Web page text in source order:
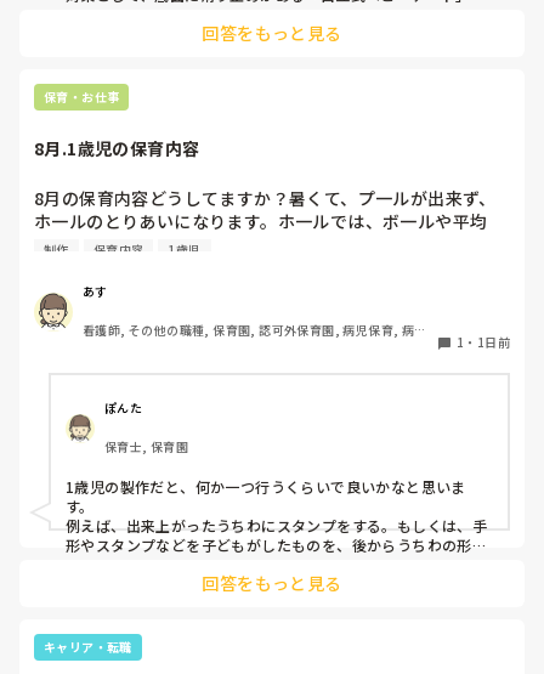
た、ストッパー付きキャスターをつけたロー棚を仕切りにすれ
り、脚元に水入りペットボトルなどの重りを付けて補強してみ
てくださいね。安全で使いやすい方法が見つかるよう応援して
回答をもっと見る
保育・お仕事
8月.1歳児の保育内容
8月の保育内容どうしてますか？暑くて、プ一ルが出来ず、
ホ一ルのとりあいになります。ホ一ルでは、ボ一ルや平均
台、風船で遊んでいます。製作で、うちわや望遠鏡や風鈴🎐
クラスです、玩具で遊ばせながら、何人かずつよんで、やっ
ています。何か、いいアイデアや、工夫など、何でもいいの
で、教えて下さい。
制作 保育内容 1歳児
あす
看護師, その他の職種, 保育園, 認可外保育園, 病児保育, 病院
1 ・ 1日前
ぽんた
保育士, 保育園
1歳児の製作だと、何か一つ行うくらいで良いかなと思いま
す。
例えば、出来上がったうちわにスタンプをする。もしくは、手
形やスタンプなどを子どもがしたものを、後からうちわの形に
雨遊び、氷遊び、など間食遊びをたくさん行っています。
回答をもっと見る
キャリア・転職